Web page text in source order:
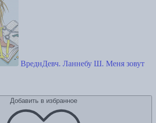
ВреднДевч. Ланнебу Ш. Меня зовут
Добавить в избранное